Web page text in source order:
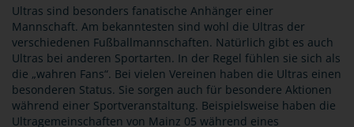
Ultras sind besonders fanatische Anhänger einer
Mannschaft. Am bekanntesten sind wohl die Ultras der
verschiedenen Fußballmannschaften. Natürlich gibt es auch
Ultras bei anderen Sportarten. In der Regel fühlen sie sich als
die „wahren Fans“. Bei vielen Vereinen haben die Ultras einen
besonderen Status. Sie sorgen auch für besondere Aktionen
während einer Sportveranstaltung. Beispielsweise haben die
Ultragemeinschaften von Mainz 05 während eines